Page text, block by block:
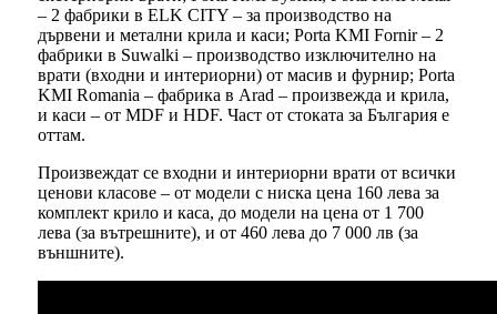
– 2 фабрики в ELK CITY – за производство на
дървени и метални крила и каси; Porta KMI Fornir – 2
фабрики в Suwalki – производство изключително на
врати (входни и интериорни) от масив и фурнир; Porta
KMI Romania – фабрика в Arad – произвежда и крила,
и каси – от MDF и HDF. Част от стоката за България е
оттам.
Произвеждат се входни и интериорни врати от всички
ценови класове – от модели с ниска цена 160 лева за
комплект крило и каса, до модели на цена от 1 700
лева (за вътрешните), и от 460 лева до 7 000 лв (за
външните).